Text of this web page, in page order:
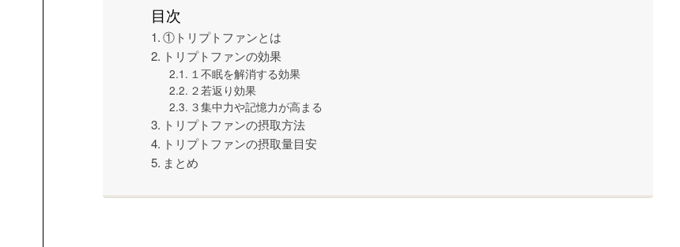
目次
①トリプトファンとは
トリプトファンの効果
１不眠を解消する効果
２若返り効果
３集中力や記憶力が高まる
トリプトファンの摂取方法
トリプトファンの摂取量目安
まとめ